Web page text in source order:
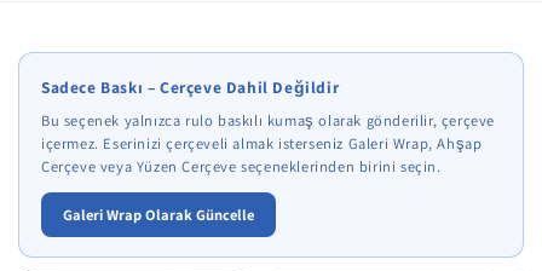
Sadece Baskı – Çerçeve Dahil Değildir
Bu seçenek yalnızca rulo baskılı kumaş olarak gönderilir, çerçeve
içermez. Eserinizi çerçeveli almak isterseniz Galeri Wrap, Ahşap
Çerçeve veya Yüzen Çerçeve seçeneklerinden birini seçin.
Galeri Wrap Olarak Güncelle